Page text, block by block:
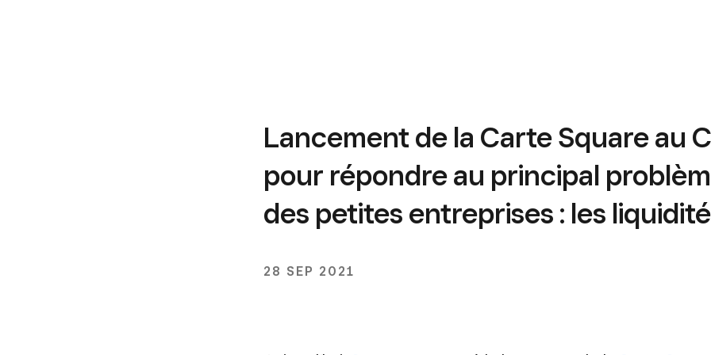
Lancement de la Carte Square au
pour répondre au principal
des petites entreprises : les
28 SEP 2021